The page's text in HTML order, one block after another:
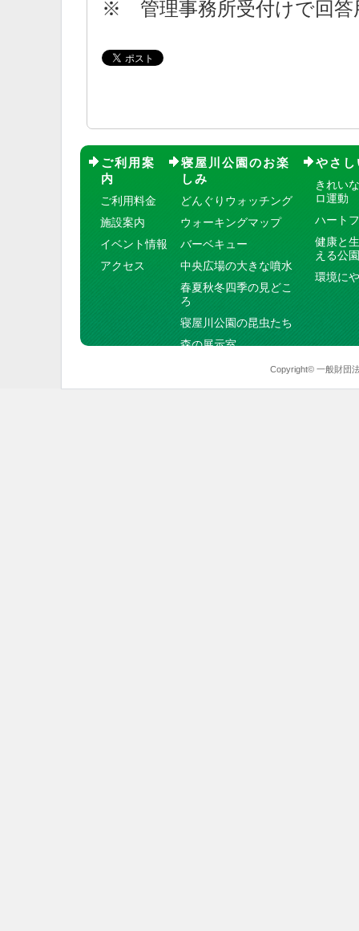
※ 管理事務所受付けで回答
ご利用案
内
ご利用料金
施設案内
イベント情報
アクセス
寝屋川公園のお楽
しみ
どんぐりウォッチング
ウォーキングマップ
バーベキュー
中央広場の大きな噴水
春夏秋冬四季の見どこ
ろ
寝屋川公園の昆虫たち
森の展示室
やさ
きれい
ロ運動
ハート
健康と
える公園
環境に
Copyright© 一般財団